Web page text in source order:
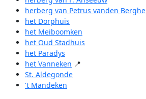
herberg van Petrus vanden Berghe
het Dorphuis
het Meiboomken
het Oud Stadhuis
het Paradys
het Vanneken 📍
St. Aldegonde
't Mandeken